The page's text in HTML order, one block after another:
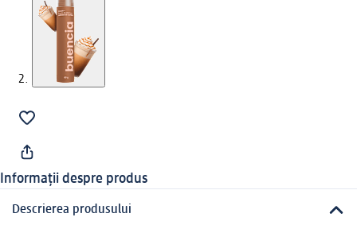
Informații despre produs
Descrierea produsului